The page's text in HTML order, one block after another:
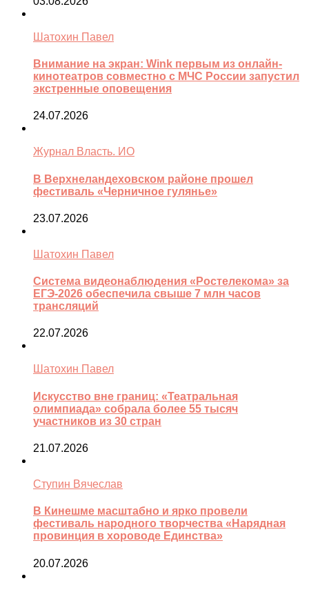
Шатохин Павел
Внимание на экран: Wink первым из онлайн-
кинотеатров совместно с МЧС России запустил
экстренные оповещения
24.07.2026
Журнал Власть. ИО
В Верхнеландеховском районе прошел
фестиваль «Черничное гулянье»
23.07.2026
Шатохин Павел
Система видеонаблюдения «Ростелекома» за
ЕГЭ-2026 обеспечила свыше 7 млн часов
трансляций
22.07.2026
Шатохин Павел
Искусство вне границ: «Театральная
олимпиада» собрала более 55 тысяч
участников из 30 стран
21.07.2026
Ступин Вячеслав
В Кинешме масштабно и ярко провели
фестиваль народного творчества «Нарядная
провинция в хороводе Единства»
20.07.2026